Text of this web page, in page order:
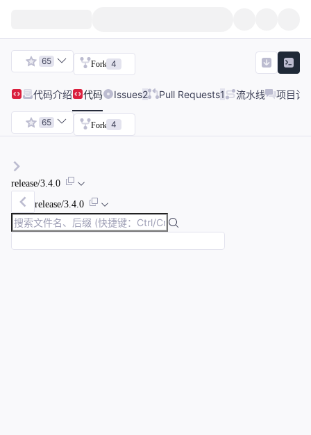
65 Fork 4
代码介绍 代码 Issues2 Pull Requests1 流水线 项目讨
65 Fork 4
release/3.4.0
release/3.4.0